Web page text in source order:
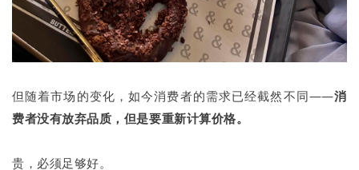
但随着市场的变化，如今消费者的需求已经截然不同——消
费者没有放弃品质，但是要重新计算价格。
贵，必须足够好。